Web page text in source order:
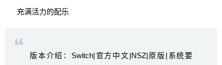
充满活力的配乐
版本介绍：Switch|官方中文|NSZ|原版|系统要